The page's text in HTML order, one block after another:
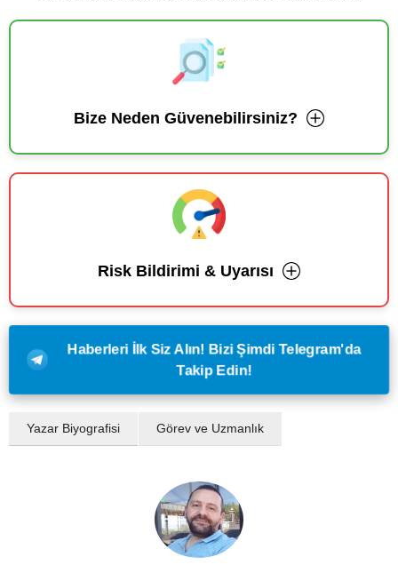
Bize Neden Güvenebilirsiniz?
Risk Bildirimi & Uyarısı
Haberleri İlk Siz Alın! Bizi Şimdi Telegram'da
Takip Edin!
Yazar Biyografisi Görev ve Uzmanlık